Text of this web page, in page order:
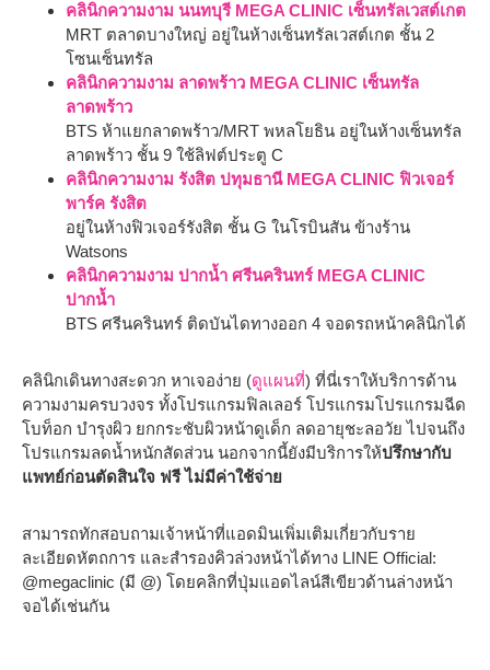
คลินิกความงาม นนทบุรี MEGA CLINIC เซ็นทรัลเวสต์เกต
MRT ตลาดบางใหญ่ อยู่ในห้างเซ็นทรัลเวสต์เกต ชั้น 2
โซนเซ็นทรัล
คลินิกความงาม ลาดพร้าว MEGA CLINIC เซ็นทรัล
ลาดพร้าว
BTS ห้าแยกลาดพร้าว/MRT พหลโยธิน อยู่ในห้างเซ็นทรัล
ลาดพร้าว ชั้น 9 ใช้ลิฟต์ประตู C
คลินิกความงาม รังสิต ปทุมธานี MEGA CLINIC ฟิวเจอร์
พาร์ค รังสิต
อยู่ในห้างฟิวเจอร์รังสิต ชั้น G ในโรบินสัน ข้างร้าน
Watsons
คลินิกความงาม ปากน้ำ ศรีนครินทร์ MEGA CLINIC
ปากน้ำ
BTS ศรีนครินทร์ ติดบันไดทางออก 4 จอดรถหน้าคลินิกได้
คลินิกเดินทางสะดวก หาเจอง่าย (ดูแผนที่) ที่นี่เราให้บริการด้าน
ความงามครบวงจร ทั้งโปรแกรมฟิลเลอร์ โปรแกรมโปรแกรมฉีด
โบท็อก บำรุงผิว ยกกระชับผิวหน้าดูเด็ก ลดอายุชะลอวัย ไปจนถึง
โปรแกรมลดน้ำหนักสัดส่วน นอกจากนี้ยังมีบริการให้ปรึกษากับ
แพทย์ก่อนตัดสินใจ ฟรี ไม่มีค่าใช้จ่าย
สามารถทักสอบถามเจ้าหน้าที่แอดมินเพิ่มเติมเกี่ยวกับราย
ละเอียดหัตถการ และสำรองคิวล่วงหน้าได้ทาง LINE Official:
@megaclinic (มี @) โดยคลิกที่ปุ่มแอดไลน์สีเขียวด้านล่างหน้า
จอได้เช่นกัน